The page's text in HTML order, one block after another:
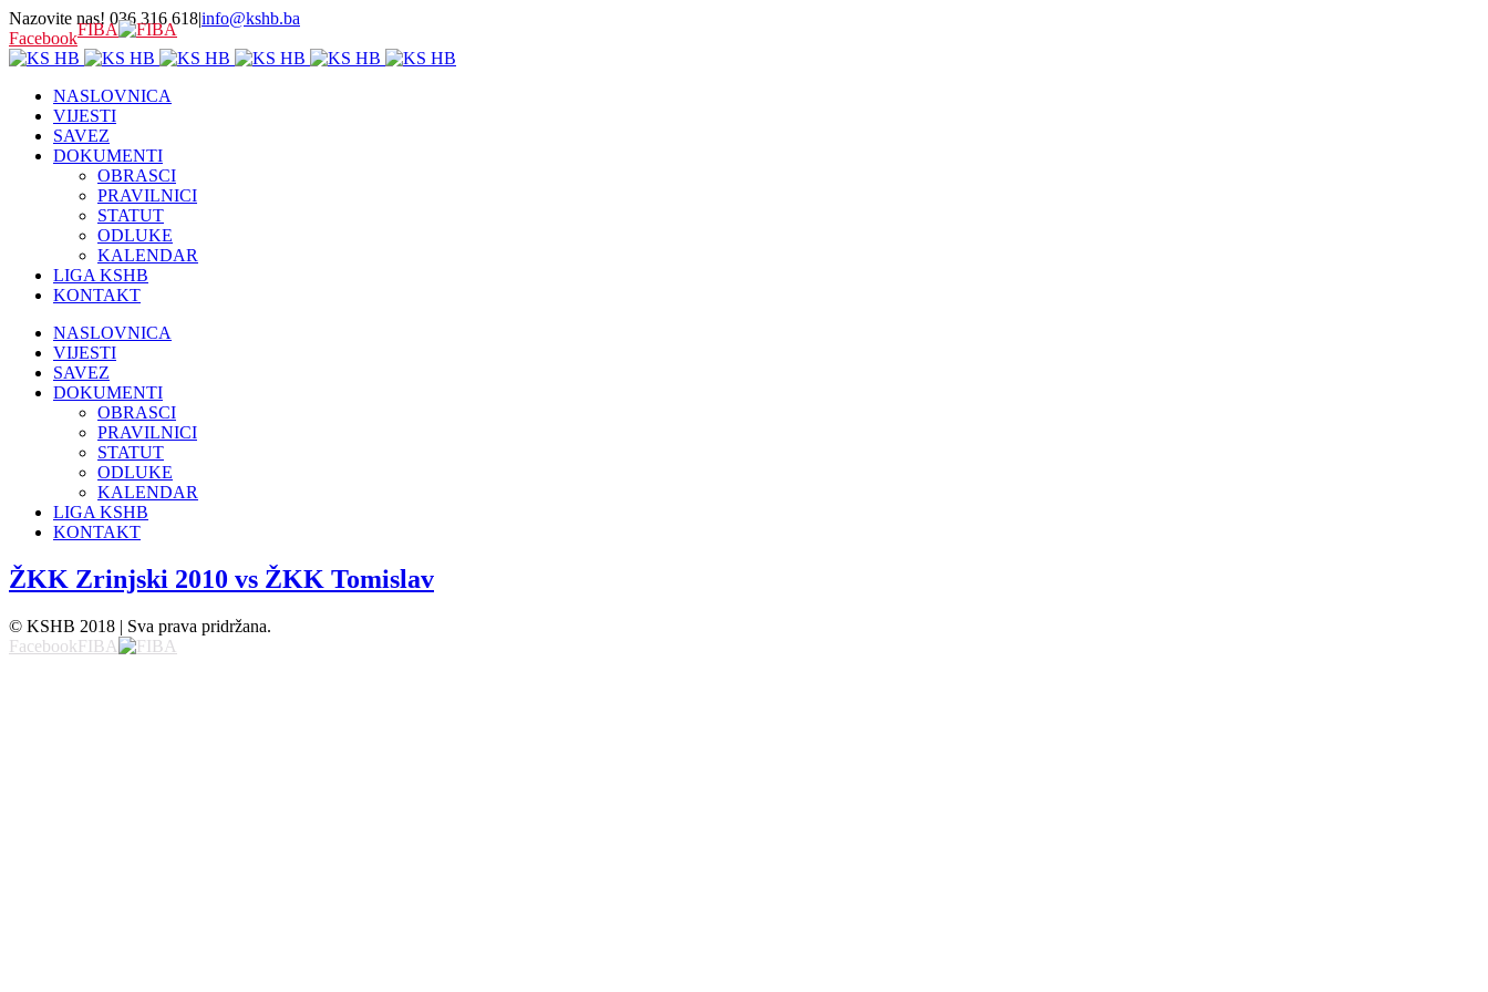
Nazovite nas! 036 316 618|info@kshb.ba
FacebookFIBA
NASLOVNICA
VIJESTI
SAVEZ
DOKUMENTI
OBRASCI
PRAVILNICI
STATUT
ODLUKE
KALENDAR
LIGA KSHB
KONTAKT
NASLOVNICA
VIJESTI
SAVEZ
DOKUMENTI
OBRASCI
PRAVILNICI
STATUT
ODLUKE
KALENDAR
LIGA KSHB
KONTAKT
ŽKK Zrinjski 2010 vs ŽKK Tomislav
© KSHB 2018 | Sva prava pridržana.
FacebookFIBA